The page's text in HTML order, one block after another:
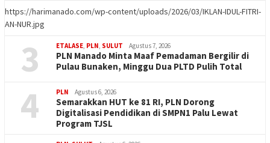
https://harimanado.com/wp-content/uploads/2026/03/IKLAN-IDUL-FITRI-
AN-NUR.jpg
3 ETALASE PLN SULUT Agustus 7, 2026
PLN Manado Minta Maaf Pemadaman Bergilir di
Pulau Bunaken, Minggu Dua PLTD Pulih Total
4 PLN Agustus 6, 2026
Semarakkan HUT ke 81 RI, PLN Dorong
Digitalisasi Pendidikan di SMPN1 Palu Lewat
Program TJSL